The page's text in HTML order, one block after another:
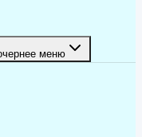
меню